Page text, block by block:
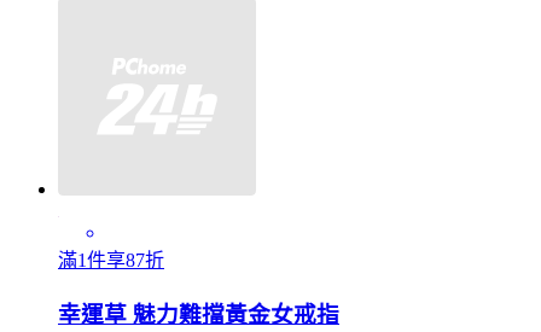
滿1件享87折
幸運草 魅力難擋黃金女戒指